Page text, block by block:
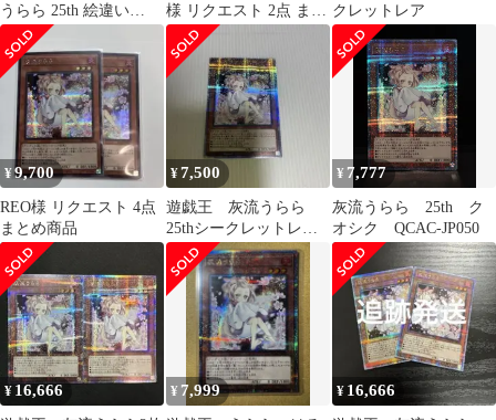
うらら 25th 絵違い
QCAC
様 リクエスト 2点 まと
め商品
クレットレア
¥9,700
REO様 リクエスト 4点
まとめ商品
¥7,500
遊戯王 灰流うらら
25thシークレットレ
ア クオシク 絵違い
¥ 7,777
灰流うらら 25th ク
オシク QCAC-JP050
¥ 16,666 ¥ 7,999 ¥ 16,666